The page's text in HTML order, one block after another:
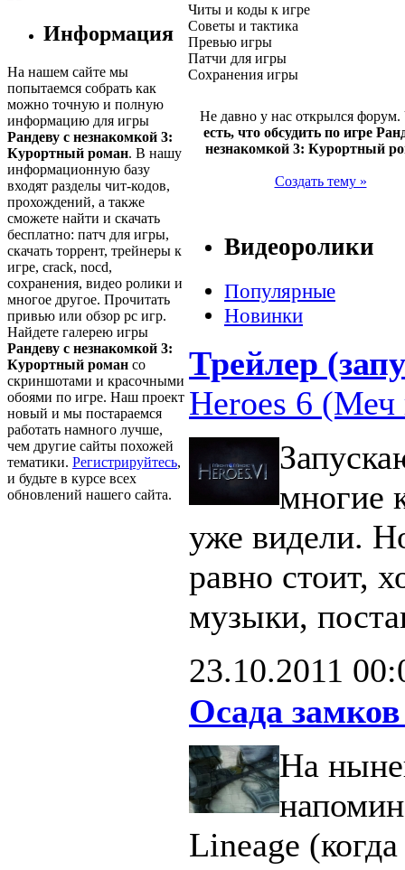
Информация
На нашем сайте мы
попытаемся собрать как
можно точную и полную
информацию для игры
Рандеву с незнакомкой 3:
Курортный роман. В нашу
информационную базу
входят разделы чит-кодов,
прохождений, а также
сможете найти и скачать
бесплатно: патч для игры,
скачать торрент, трейнеры к
игре, crack, nocd,
сохранения, видео ролики и
многое другое. Прочитать
привью или обзор pc игр.
Найдете галерею игры
Рандеву с незнакомкой 3:
Курортный роман со
скриншотами и красочными
обоями по игре. Наш проект
новый и мы постараемся
работать намного лучше,
чем другие сайты похожей
тематики. Регистрируйтесь,
и будьте в курсе всех
обновлений нашего сайта.
Читы и коды к игре
Советы и тактика
Превью игры
Патчи для игры
Сохранения игры
Не давно у нас открылся форум.
есть, что обсудить по игре
незнакомкой 3: Курортный
Создать тему »
Видеоролики
Популярные
Новинки
Трейлер
Heroes 6 (Меч
многие
уже видели.
равно стоит,
музыки,
23.10.2011
Осада замков
На
Lineage